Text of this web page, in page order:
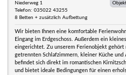
Niederweg 1
Telefon: 035022 43255
8 Betten + zusätzlich Aufbettung
Wir bieten Ihnen eine komfortable
Eingang im Erdgeschoss. Außerdem ein
eingerichtet. Zu unserem Ferienobjekt gehört
getrennten Schlafzimmern, kleiner Küche und
befindet sich direkt im romantischen
und bietet ideale Bedingungen für einen